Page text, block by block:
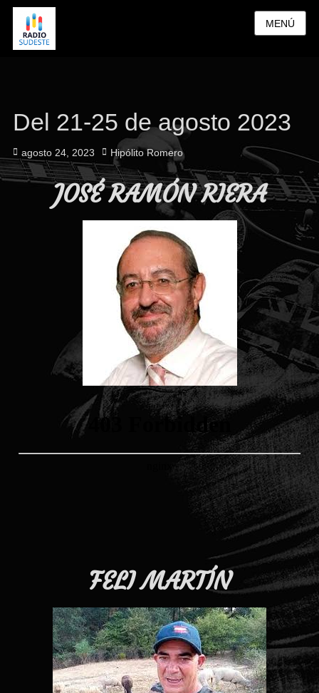
MENÚ
Del 21-25 de agosto 2023
Publicado
el
agosto 24, 2023 Autor
Hipólito Romero
JOSÉ RAMÓN RIERA
FELI MARTÍN